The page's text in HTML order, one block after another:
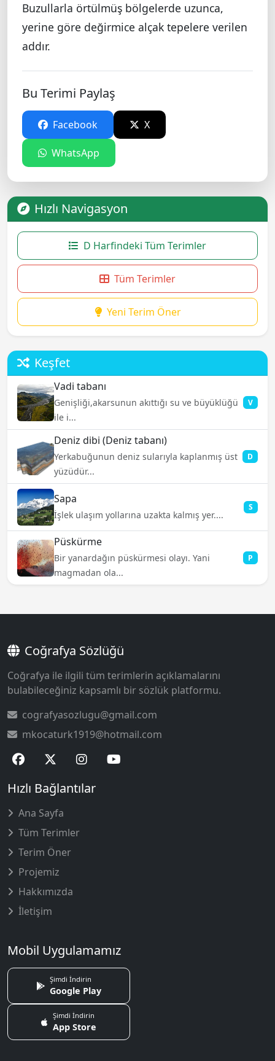
Buzullarla örtülmüş bölgelerde uzunca,
yerine göre değirmice alçak tepelere verilen
addır.
Bu Terimi Paylaş
Facebook X
WhatsApp
Hızlı Navigasyon
D Harfindeki Tüm Terimler
Tüm Terimler
Yeni Terim Öner
Keşfet
Vadi tabanı
Genişliği,akarsunun akıttığı su ve büyüklüğü
ile i...
V
Deniz dibi (Deniz tabanı)
Yerkabuğunun deniz sularıyla kaplanmış üst
yüzüdür...
D
Sapa
İşlek ulaşım yollarına uzakta kalmış yer....
S
Püskürme
Bir yanardağın püskürmesi olayı. Yani
magmadan ola...
P
Coğrafya Sözlüğü
Coğrafya ile ilgili tüm terimlerin açıklamalarını
bulabileceğiniz kapsamlı bir sözlük platformu.
cografyasozlugu@gmail.com
mkocaturk1919@hotmail.com
Hızlı Bağlantılar
Ana Sayfa
Tüm Terimler
Terim Öner
Projemiz
Hakkımızda
İletişim
Mobil Uygulamamız
Şimdi İndirin
Google Play
Şimdi İndirin
App Store